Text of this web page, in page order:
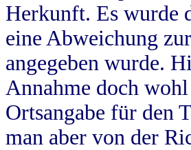
Herkunft. Es wurde
eine Abweichung
angegeben wurde.
Annahme doch
Ortsangabe für den
man aber von der